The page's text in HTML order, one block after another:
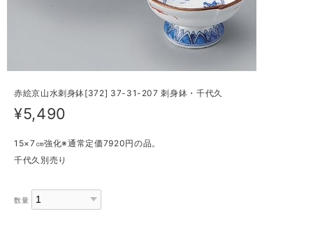
赤絵京山水刺身鉢[372] 37-31-207 刺身鉢・千代久
¥5,490
15×7㎝強化※通常定価7920円の品。
千代久別売り
数量